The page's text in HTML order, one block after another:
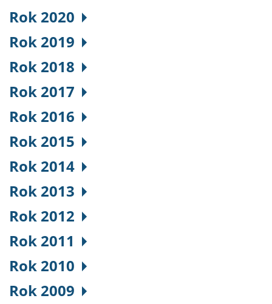
Rok 2020
Rok 2019
Rok 2018
Rok 2017
Rok 2016
Rok 2015
Rok 2014
Rok 2013
Rok 2012
Rok 2011
Rok 2010
Rok 2009